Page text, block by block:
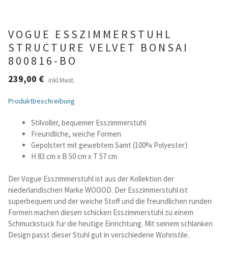
Schreibtische & Kids
Outdoor
TV- und Mediamöbel
Kataloge Landhaus
Kataloge Massivholz
Massivholz Schlafen
Massivholz Wohnen
Kataloge Trends
VOGUE ESSZIMMERSTUHL
STRUCTURE VELVET BONSAI
800816-BO
239,00 € inkl.Mwst.
Produktbeschreibung
Stilvoller, bequemer Esszimmerstuhl
Freundliche, weiche Formen
Gepolstert mit gewebtem Samt (100% Polyester)
H 83 cm x B 50 cm x T 57 cm
Der Vogue Esszimmerstuhl ist aus der Kollektion der
niederlandischen Marke WOOOD. Der Esszimmerstuhl ist
superbequem und der weiche Stoff und die freundlichen runden
Formen machen diesen schicken Esszimmerstuhl zu einem
Schmuckstuck fur die heutige Einrichtung. Mit seinem schlanken
Design passt dieser Stuhl gut in verschiedene Wohnstile.